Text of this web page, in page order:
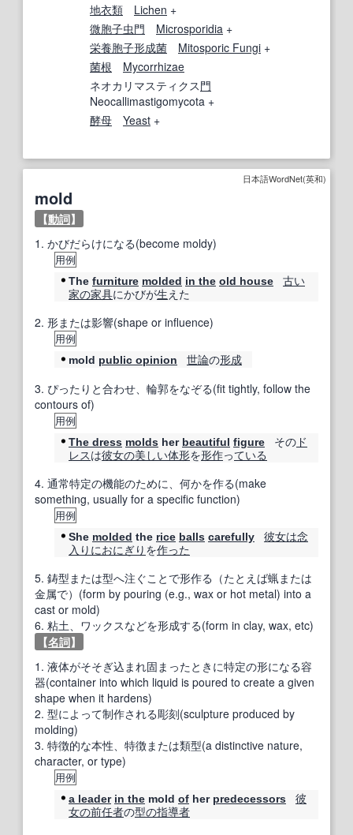
地衣類
Lichen +
微胞子虫門
Microsporidia +
栄養胞子形成菌 Mitosporic Fungi +
菌根
Mycorrhizae
ネオカリマスティクス門
Neocallimastigomycota +
酵母
Yeast +
日本語WordNet(英和)
mold
【動詞】
1. かびだらけになる(become moldy)
用例
The furniture molded in the old house
古い
家の家具にかびが生えた
2. 形または影響(shape or influence)
用例
mold public opinion 世論の形成
3. ぴったりと合わせ、輪郭をなぞる(fit tightly, follow the
contours of)
用例
The dress molds her beautiful figure その ド
レスは彼女の美しい体形を形作っている
4. 通常特定の機能のために、何かを作る(make
something, usually for a specific function)
用例
She molded the rice balls carefully 彼女は念
入りにおにぎり を作った
5. 鋳型または型へ注ぐことで形作る（たとえば蝋または
金属で）(form by pouring (e.g., wax or hot metal) into a
cast or mold)
6. 粘土、ワックスなどを形成する(form in clay, wax, etc)
【名詞】
1. 液体がそそぎ込まれ固まったときに特定の形になる容
器(container into which liquid is poured to create a given
shape when it hardens)
2. 型によって制作される彫刻(sculpture produced by
molding)
3. 特徴的な本性、特徴または類型(a distinctive nature,
character, or type)
用例
a leader in the mold of her predecessors
彼
女の前任者の型の指導者